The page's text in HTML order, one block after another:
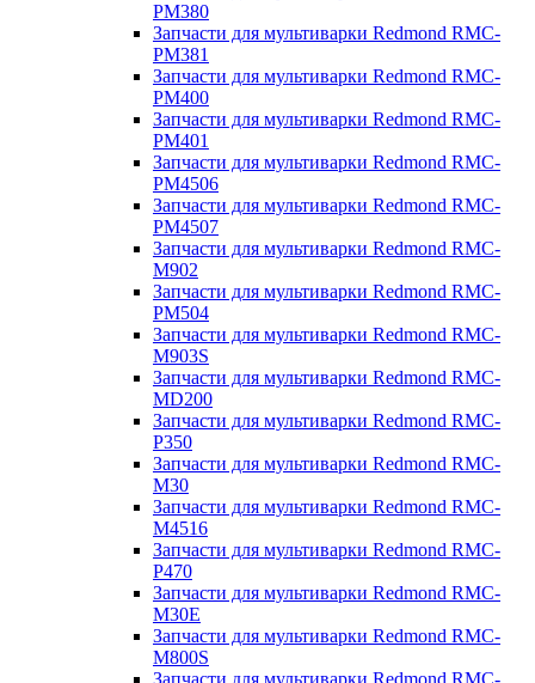
PM380
Запчасти для мультиварки Redmond RMC-
PM381
Запчасти для мультиварки Redmond RMC-
PM400
Запчасти для мультиварки Redmond RMC-
PM401
Запчасти для мультиварки Redmond RMC-
PM4506
Запчасти для мультиварки Redmond RMC-
PM4507
Запчасти для мультиварки Redmond RMC-
M902
Запчасти для мультиварки Redmond RMC-
PM504
Запчасти для мультиварки Redmond RMC-
M903S
Запчасти для мультиварки Redmond RMC-
MD200
Запчасти для мультиварки Redmond RMC-
P350
Запчасти для мультиварки Redmond RMC-
M30
Запчасти для мультиварки Redmond RMC-
M4516
Запчасти для мультиварки Redmond RMC-
P470
Запчасти для мультиварки Redmond RMC-
M30E
Запчасти для мультиварки Redmond RMC-
M800S
Запчасти для мультиварки Redmond RMC-